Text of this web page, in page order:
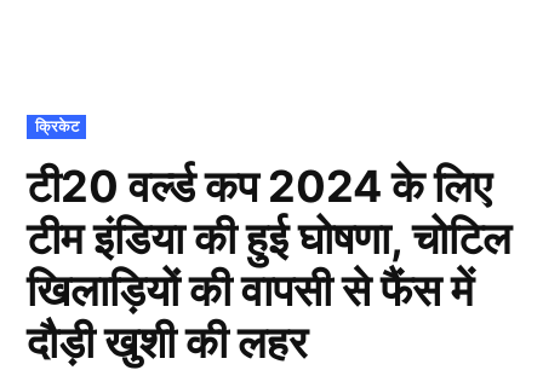
POSTED
IN
क्रिकेट
टी20 वर्ल्ड कप 2024 के लिए
टीम इंडिया की हुई घोषणा, चोटिल
खिलाड़ियों की वापसी से फैंस में
दौड़ी खुशी की लहर